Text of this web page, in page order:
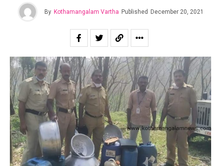
By Kothamangalam Vartha Published December 20, 2021